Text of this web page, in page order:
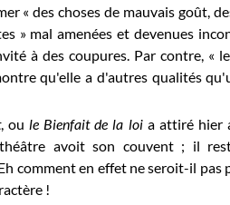
« des choses de mauvais goût,
» mal amenées et devenues
à des coupures. Par contre, «
qu'elle a d'autres qualités
, oule Bienfait de la loia attiré hier
théâtre avoit son couvent ; il
comment en effet ne seroit-il pas
!